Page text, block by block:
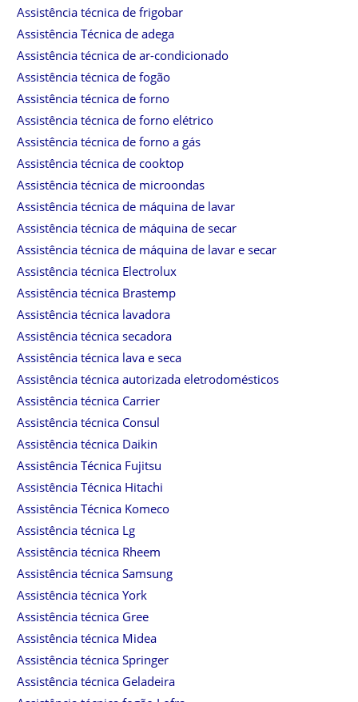
Assistência técnica de frigobar
Assistência Técnica de adega
Assistência técnica de ar-condicionado
Assistência técnica de fogão
Assistência técnica de forno
Assistência técnica de forno elétrico
Assistência técnica de forno a gás
Assistência técnica de cooktop
Assistência técnica de microondas
Assistência técnica de máquina de lavar
Assistência técnica de máquina de secar
Assistência técnica de máquina de lavar e secar
Assistência técnica Electrolux
Assistência técnica Brastemp
Assistência técnica lavadora
Assistência técnica secadora
Assistência técnica lava e seca
Assistência técnica autorizada eletrodomésticos
Assistência técnica Carrier
Assistência técnica Consul
Assistência técnica Daikin
Assistência Técnica Fujitsu
Assistência Técnica Hitachi
Assistência Técnica Komeco
Assistência técnica Lg
Assistência técnica Rheem
Assistência técnica Samsung
Assistência técnica York
Assistência técnica Gree
Assistência técnica Midea
Assistência técnica Springer
Assistência técnica Geladeira